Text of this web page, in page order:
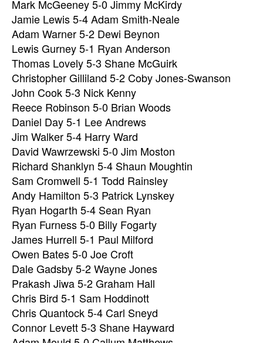
Mark McGeeney 5-0 Jimmy McKirdy
Jamie Lewis 5-4 Adam Smith-Neale
Adam Warner 5-2 Dewi Beynon
Lewis Gurney 5-1 Ryan Anderson
Thomas Lovely 5-3 Shane McGuirk
Christopher Gilliland 5-2 Coby Jones-Swanson
John Cook 5-3 Nick Kenny
Reece Robinson 5-0 Brian Woods
Daniel Day 5-1 Lee Andrews
Jim Walker 5-4 Harry Ward
David Wawrzewski 5-0 Jim Moston
Richard Shanklyn 5-4 Shaun Moughtin
Sam Cromwell 5-1 Todd Rainsley
Andy Hamilton 5-3 Patrick Lynskey
Ryan Hogarth 5-4 Sean Ryan
Ryan Furness 5-0 Billy Fogarty
James Hurrell 5-1 Paul Milford
Owen Bates 5-0 Joe Croft
Dale Gadsby 5-2 Wayne Jones
Prakash Jiwa 5-2 Graham Hall
Chris Bird 5-1 Sam Hoddinott
Chris Quantock 5-4 Carl Sneyd
Connor Levett 5-3 Shane Hayward